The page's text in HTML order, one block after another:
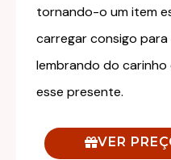
tornando-o um item
carregar consigo
lembrando do
esse presente.
VER